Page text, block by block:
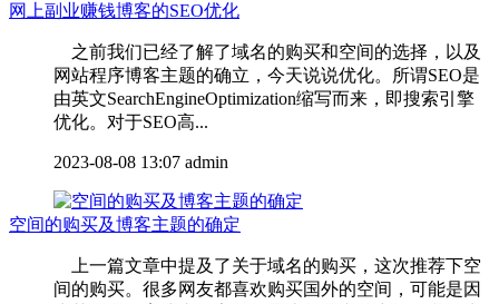
网上副业赚钱博客的SEO优化
之前我们已经了解了域名的购买和空间的选择，以及
网站程序博客主题的确立，今天说说优化。所谓SEO是
由英文SearchEngineOptimization缩写而来，即搜索引擎
优化。对于SEO高...
2023-08-08 13:07 admin
空间的购买及博客主题的确定
上一篇文章中提及了关于域名的购买，这次推荐下空
间的购买。很多网友都喜欢购买国外的空间，可能是因